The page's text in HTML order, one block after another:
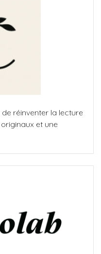
réinventer la lecture
et une